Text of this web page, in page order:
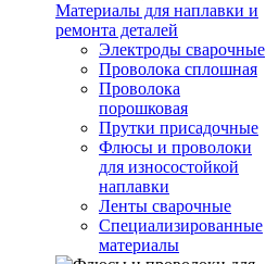
Материалы для наплавки и
ремонта деталей
Электроды сварочные
Проволока сплошная
Проволока
порошковая
Прутки присадочные
Флюсы и проволоки
для износостойкой
наплавки
Ленты сварочные
Специализированные
материалы